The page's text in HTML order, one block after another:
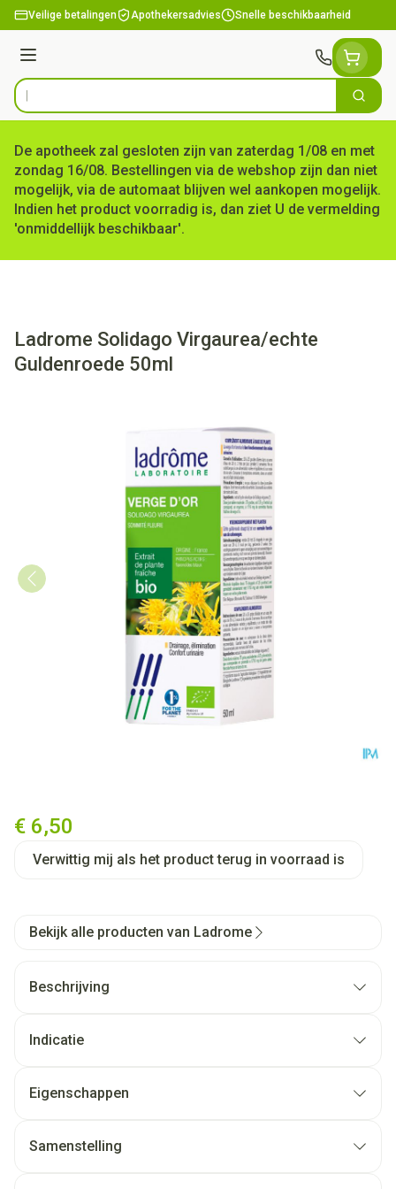
Ga naar de inhoud
Veilige betalingen Apothekersadvies Snelle beschikbaarheid
Menu
Product, merk, categorie... Zoek
De apotheek zal gesloten zijn van zaterdag 1/08 en met
zondag 16/08. Bestellingen via de webshop zijn dan niet
mogelijk, via de automaat blijven wel aankopen mogelijk.
Indien het product voorradig is, dan ziet U de vermelding
'onmiddellijk beschikbaar'.
Ladrome Solidago Virgaurea/echte
Guldenroede 50ml
€ 6,50
Verwittig mij als het product terug in voorraad is
Bekijk alle producten van Ladrome
Beschrijving
Indicatie
Eigenschappen
Samenstelling